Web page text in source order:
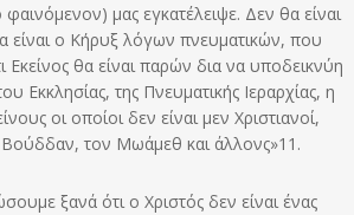
μας εγκατέλειψε. Δεν θα είναι
είναι ο Κήρυξ λόγων πνευματικών, που
θα είναι παρών δια να υποδεικνύη
Εκκλησίας, της Πνευματικής Ιεραρχίας, η
οι οποίοι δεν είναι μεν Χριστιανοί,
Βούδδαν, τον Μωάμεθ και άλλονς»11.
ξανά ότι ο Χριστός δεν είναι ένας